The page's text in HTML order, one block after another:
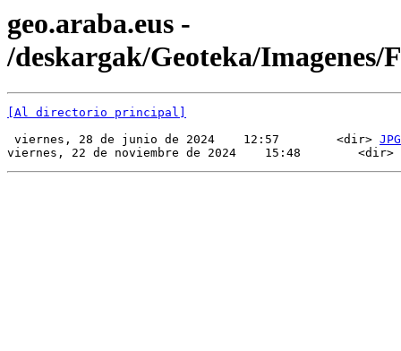
geo.araba.eus -
/deskargak/Geoteka/Imagenes/
[Al directorio principal]
viernes, 28 de junio de 2024    12:57        <dir> JPG
viernes, 22 de noviembre de 2024    15:48        <dir>